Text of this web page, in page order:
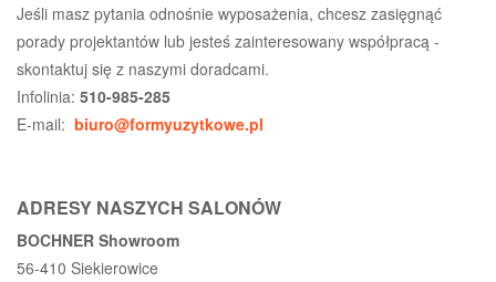
Jeśli masz pytania odnośnie wyposażenia, chcesz zasięgnąć
porady projektantów lub jesteś zainteresowany współpracą -
skontaktuj się z naszymi doradcami.
Infolinia: 510-985-285
E-mail: biuro@formyuzytkowe.pl
ADRESY NASZYCH SALONÓW
BOCHNER Showroom
56-410 Siekierowice